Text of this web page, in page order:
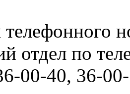
00-40, 36-